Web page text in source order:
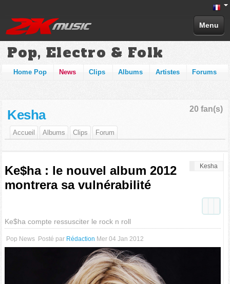
Menu
Pop, Electro & Folk
Home Pop News Clips Albums Artistes Forums
20 fan(s)
Kesha
Accueil Albums Clips Forum
Kesha
Ke$ha : le nouvel album 2012
montrera sa vulnérabilité
Ke$ha compte ressusciter le rock n roll
Pop News Posté par Rédaction Mer 04 Jan 2012